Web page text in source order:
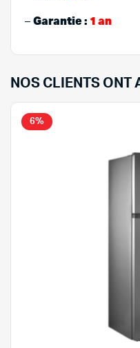
– Garantie : 1 an
NOS CLIENTS ONT
6%